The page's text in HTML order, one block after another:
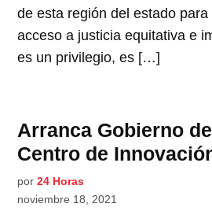
de esta región del estado
acceso a justicia equitativa e
es un privilegio, es […]
Arranca Gobierno
Centro de
por 24 Horas
noviembre 18, 2021